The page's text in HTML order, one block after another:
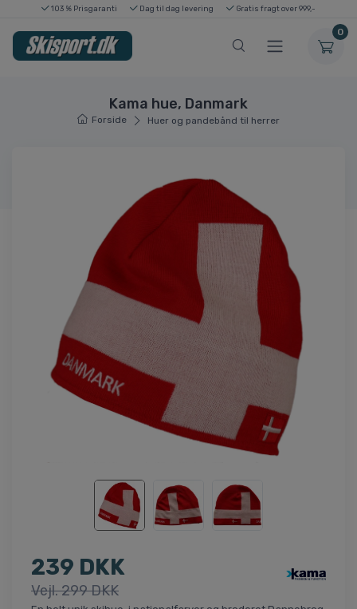
103 % Prisgaranti Dag til dag levering Gratis fragt over 999,-
0
Kama hue, Danmark
Forside Huer og pandebånd til herrer
239 DKK
Vejl. 299 DKK